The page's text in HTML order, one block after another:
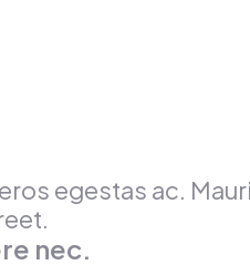
egestas ac.
nec.